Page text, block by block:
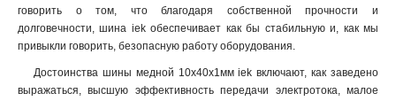
10х120х4000мм 1
10х100х4000мм 1
10х80х4000мм 1
10х60х4000мм 1
10х50х4000мм 1
говорить о том, что благодаря собственной прочности и
долговечности, шина iek обеспечивает как бы стабильную и, как мы
привыкли говорить, безопасную работу оборудования.
Достоинства шины медной 10x40x1мм iek включают, как заведено
выражаться, высшую эффективность передачи электротока, малое